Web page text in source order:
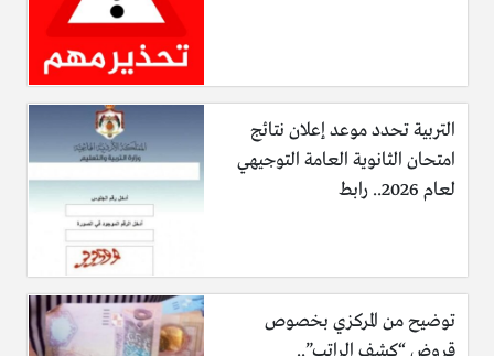
فانكوفر : تعدُ هذا المدينة من افضل المدن للعيش فيها ولكن
تختلف عن تورنتو كثيراً في الكثير من المميزات، لكن تعدُ فرصة
العمل في فانكوفر أفضل من تورنتو لكن طبيعة العمل في فانكوفر
تختلف بسبب إعتماد المدينة بشكل كبير على السياحة.
مونتريال :
حيث تأتي هذة المدينة في المرتبة الثالثة من افضل المدن في
كندا للهجرة والعيش فيها، افضل مميزة في مونتريال هي الأمان
التربية تحدد موعد إعلان نتائج
امتحان الثانوية العامة التوجيهي
لعام 2026.. رابط
توضيح من المركزي بخصوص